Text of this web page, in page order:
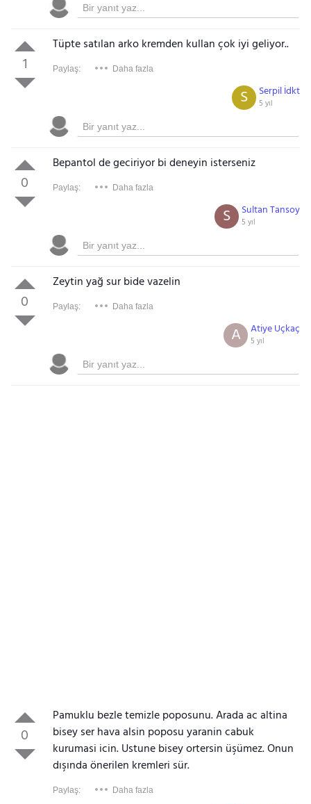
1
Tüpte satılan arko kremden kullan çok iyi geliyor..
Paylaş: Daha fazla
Serpil İdkt
5 yıl
S
0
Bepantol de geciriyor bi deneyin isterseniz
Paylaş: Daha fazla
Sultan Tansoy
5 yıl
S
0
Zeytin yağ sur bide vazelin
Paylaş: Daha fazla
Atiye Uçkaç
5 yıl
A
0
Pamuklu bezle temizle poposunu. Arada ac altina
bisey ser hava alsin poposu yaranin cabuk
kurumasi icin. Ustune bisey ortersin üşümez. Onun
dışında önerilen kremleri sür.
Paylaş: Daha fazla